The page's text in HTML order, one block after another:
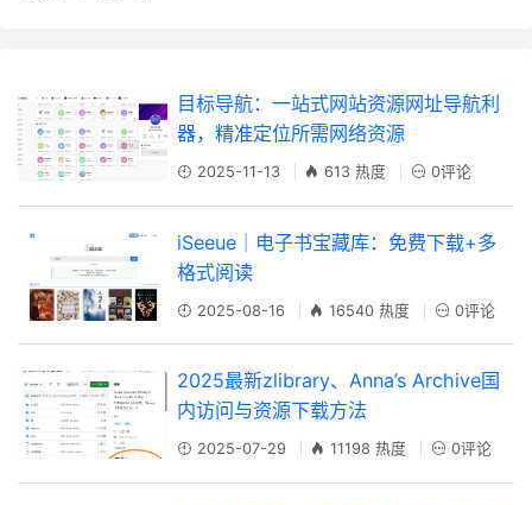
目标导航：一站式网站资源网址导航利
器，精准定位所需网络资源
2025-11-13 613 热度 0评论
iSeeue｜电子书宝藏库：免费下载+多
格式阅读
2025-08-16 16540 热度 0评论
2025最新zlibrary、Anna’s Archive国
内访问与资源下载方法
2025-07-29 11198 热度 0评论